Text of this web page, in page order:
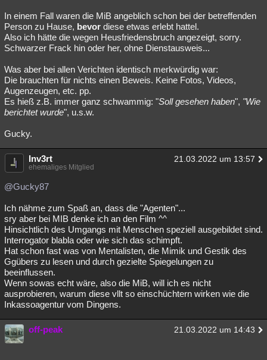
In einem Fall waren die MiB angeblich schon bei der betreffenden
Person zu Hause, bevor diese etwas erlebt hattel.
Also ich hätte die wegen Heusfriedensbruch angezeigt, sorry.
Schwarzer Frack hin oder her, ohne Dienstausweis...
Was aber bei allen Verichten identisch merkwürdig war:
Die brauchten für nichts einen Beweis. Keine Fotos, Videos,
Augenzeugen, etc. pp.
Es hieß z.B. immer ganz schwammig: "Soll gesehen haben", "Wie
berichtet wurde", u.s.w.
Gucky.
Inv3rt 21.03.2022 um 13:57
ehemaliges Mitglied
@Gucky87
Ich nähme zum Spaß an, dass die "Agenten"...
sry aber bei MIB denke ich an den Film ^^
Hinsichtlich des Umgangs mit Menschen speziell ausgebildet sind.
Interrogator blabla oder wie sich das schimpft.
Hat schon fast was von Mentalisten, die Mimik und Gestik des
Ggübers zu lesen und durch gezielte Spiegelungen zu
beeinflussen.
Wenn sowas echt wäre, also die MiB, will ich es nicht
ausprobieren, warum diese vllt so einschüchtern wirken wie die
Inkassoagentur vom Dingens.
off-peak 21.03.2022 um 14:43